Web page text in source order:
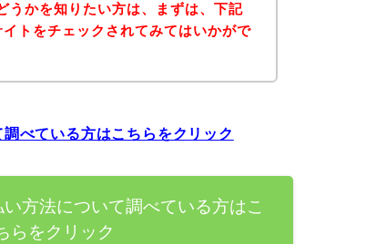
うかを知りたい方は、まずは、下記
トをチェックされてみてはいかがで
べている方はこちらをクリック
方法について調べている方はこ
らをクリック